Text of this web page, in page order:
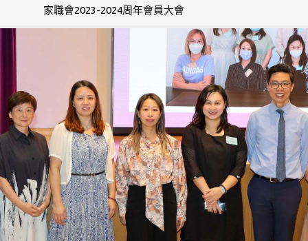
家職會2023-2024周年會員大會